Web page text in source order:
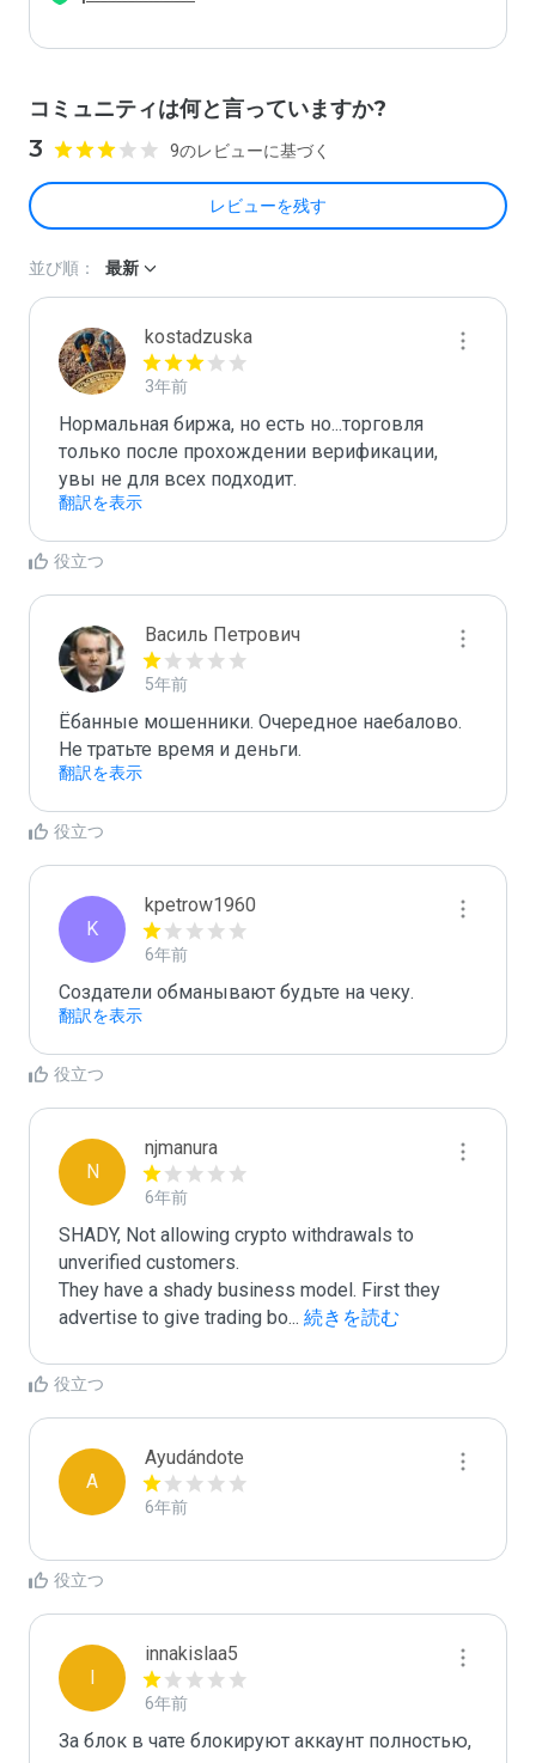
コミュニティは何と言っていますか?
3 9のレビューに基づく
レビューを残す
並び順： 最新
kostadzuska
3年前
Нормальная биржа, но есть но...торговля
только после прохождении верификации,
увы не для всех подходит.
翻訳を表示
役立つ
Василь Петрович
5年前
Ёбанные мошенники. Очередное наебалово.
翻訳を表示
役立つ
K
kpetrow1960
6年前
Cоздатели обманывают будьте на чеку.
翻訳を表示
役立つ
N
njmanura
6年前
SHADY, Not allowing crypto withdrawals to
unverified customers.
They have a shady business model. First they
advertise to give trading bo... 続きを読む
役立つ
A
Ayudándote
6年前
役立つ
I
innakislaa5
6年前
За блок в чате блокируют аккаунт полностью,